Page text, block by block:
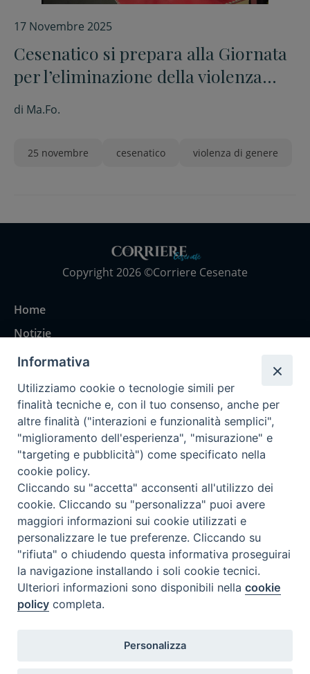
17 Novembre 2025
Cesenatico si prepara alla Giornata
per l’eliminazione della violenza
contro le donne
di Ma.Fo.
25 novembre cesenatico violenza di genere
Copyright 2026 ©Corriere Cesenate
Home
Notizie
Rubriche
Chi siamo
Come abbonarsi
Contatti
Informativa
Utilizziamo cookie o tecnologie simili per
finalità tecniche e, con il tuo consenso, anche per
altre finalità ("interazioni e funzionalità semplici",
"miglioramento dell'esperienza", "misurazione" e
"targeting e pubblicità") come specificato nella
cookie policy.
Cliccando su "accetta" acconsenti all'utilizzo dei
cookie. Cliccando su "personalizza" puoi avere
maggiori informazioni sui cookie utilizzati e
personalizzare le tue preferenze. Cliccando su
"rifiuta" o chiudendo questa informativa proseguirai
la navigazione installando i soli cookie tecnici.
Ulteriori informazioni sono disponibili nellacookie
policy completa.
Personalizza